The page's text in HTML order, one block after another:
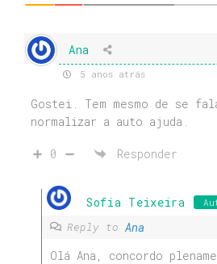
Ana
5 anos atrás
Gostei. Tem mesmo de se
normalizar a auto ajuda.
0 Responder
Sofia Teixeira
Reply to Ana
Olá Ana, concordo